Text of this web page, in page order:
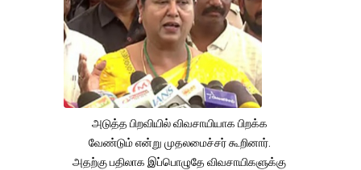
அடுத்த பிறவியில் விவசாயியாக பிறக்க
வேண்டும் என்று முதலமைச்சர் கூறினார்.
அதற்கு பதிலாக இப்பொழுதே விவசாயிகளுக்கு